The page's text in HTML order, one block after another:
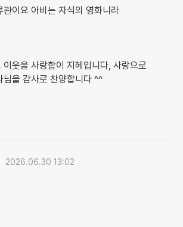
관이요 아비는 자식의 영화니라
웃을 사랑함이 지혜입니다, 사랑으로
님을 감사로 찬양합니다 ^^
2026.06.30 13:02